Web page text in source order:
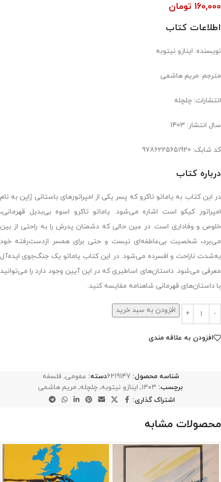
160,000 تومان
اطلاعات کتاب
نویسنده: اینازو نیتوبه
مترجم: مریم هاشمی
انتشارات: چلچله
سال انتشار: 1403
کد شابک: 9786225651920
درباره کتاب
در این کتاب به یاماتو تاکرو که پسر یکی از امپراتورهای باستانی ژاپن به نام
امپراتور کیکو است اشاره می‌شود. یاماتو تاکرو اسوه بی‌بدیل قهرمانی،
خلوص و وفاداری است. در عین حالی که دشمنان پدرش را به راحتی از بین
می‌برد، شخصیت بی‌عاطفه‌ای نیست و حتی برای همسر ازدست‌رفته خود
به‌شدت ناراحت و افسرده می‌شود. در این کتاب یاماتو یک جنگ‌جوی ایده‌آل
معرفی می‌شود. داستان‌های اساطیری که در این آیین وجود دارد را می‌توانید
با داستان‌های قهرمانی شاهنامه مقایسه کنید.
افزودن به سبد خرید
افزودن به علاقه مندی
شناسه محصول: 6219147دسته: عمومی, فلسفه
برچسب: ۱۴۰۳, اینازو نیتوبه, چلچله, مریم هاشمی
اشتراک گذاری:
محصولات مشابه